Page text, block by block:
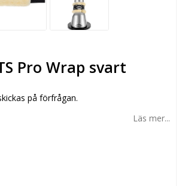
Pro Wrap svart
på förfrågan.
Läs mer...